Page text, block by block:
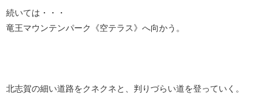
続いては・・・
竜王マウンテンパーク《空テラス》へ向かう。
北志賀の細い道路をクネクネと、判りづらい道を登っていく。